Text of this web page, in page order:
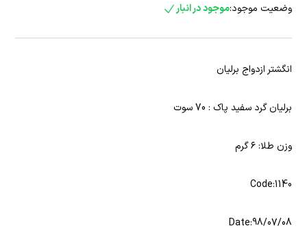
وضعیت موجود:موجود در انبار
انگشتر ازدواج برلیان
برلیان گرد سفید پاک : 70 سوت
وزن طلا: ۶ گرم
Code:1140
Date:98/07/08